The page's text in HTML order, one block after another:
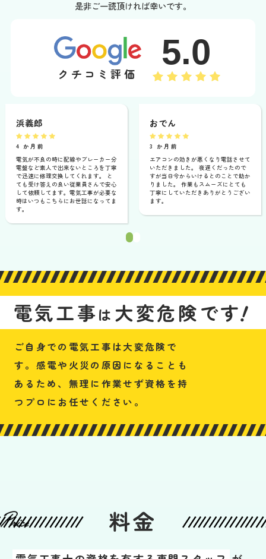
是非ご一読頂ければ幸いです。
クチコミ評価
5.0
浜義郎
4 か月前
電気が不良の時に配線やブレーカー分
電盤など素人で出来ないところを丁寧
で迅速に修理交換してくれます。 と
ても受け答えの良い従業員さんで安心
して依頼してます。電気工事が必要な
時はいつもこちらにお世話になってま
す。
おでん
3 か月前
エアコンの効きが悪くなり電話させて
いただきました。 夜遅くだったので
すが当日今からいけるとのことで助か
りました。 作業もスムーズにとても
丁寧にしていただきありがとうござい
ます。
1
電気工事は 大変危険です
！
ご自身での電気工事は大変危険で
す。感電や火災の原因になることも
あるため、無理に作業せず資格を持
つプロにお任せください。
料金